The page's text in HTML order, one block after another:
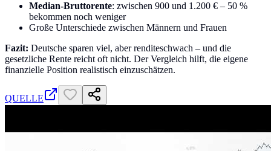
Median-Bruttorente: zwischen 900 und 1.200 € – 50 %
bekommen noch weniger
Große Unterschiede zwischen Männern und Frauen
Fazit: Deutsche sparen viel, aber renditeschwach – und die
gesetzliche Rente reicht oft nicht. Der Vergleich hilft, die eigene
finanzielle Position realistisch einzuschätzen.
QUELLE